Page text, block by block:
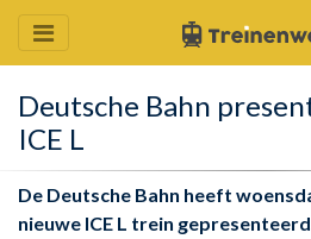
Deutsche Bahn
ICE L
De Deutsche Bahn heeft
nieuwe ICE L trein